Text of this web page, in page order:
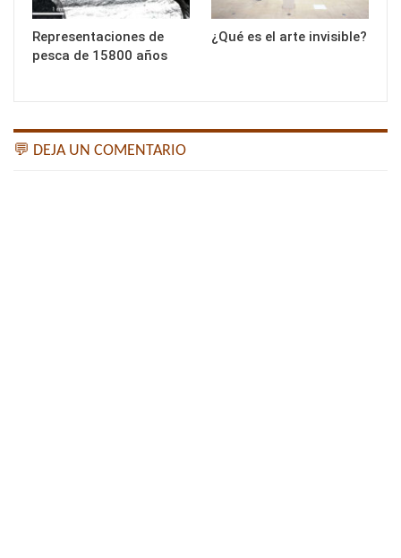
Representaciones de
pesca de 15800 años
¿Qué es el arte invisible?
💬 DEJA UN COMENTARIO